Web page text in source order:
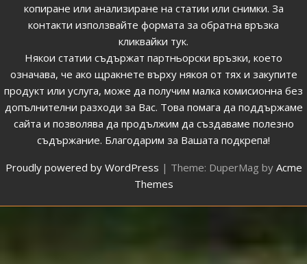
копиране или анализиране на статии или снимки. За
контакти използвайте формата за обратна връзка
кликвайки тук.
Някои статии съдържат партньорски връзки, което
означава, че ако щракнете върху някоя от тях и закупите
продукт или услуга, може да получим малка комисионна без
допълнителни разходи за Вас. Това помага да поддържаме
сайта и позволява да продължим да създаваме полезно
съдържание. Благодарим за Вашата подкрепа!
Proudly powered by WordPress | Theme: DuperMag by Acme
Themes